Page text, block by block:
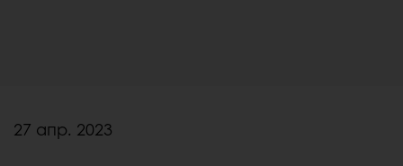
27 апр. 2023